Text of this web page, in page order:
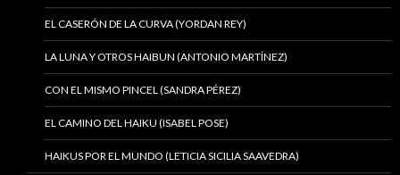
EL CASERÓN DE LA CURVA (YORDAN REY)
LA LUNA Y OTROS HAIBUN (ANTONIO MARTÍNEZ)
CON EL MISMO PINCEL (SANDRA PÉREZ)
EL CAMINO DEL HAIKU (ISABEL POSE)
HAIKUS POR EL MUNDO (LETICIA SICILIA SAAVEDRA)